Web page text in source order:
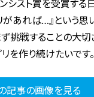
シスト賞を受賞する
があれば…』という
ず挑戦することの大
を作り続けたいです。
記事の画像を見る